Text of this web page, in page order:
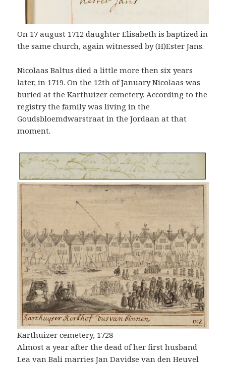
On 17 august 1712 daughter Elisabeth is baptized in
the same church, again witnessed by (H)Ester Jans.
Nicolaas Baltus died a little more then six years
later, in 1719. On the 12th of January Nicolaas was
buried at the Karthuizer cemetery. According to the
registry the family was living in the
Goudsbloemdwarstraat in the Jordaan at that
moment.
Karthuizer cemetery, 1728
Almost a year after the dead of her first husband
Lea van Bali marries Jan Davidse van den Heuvel